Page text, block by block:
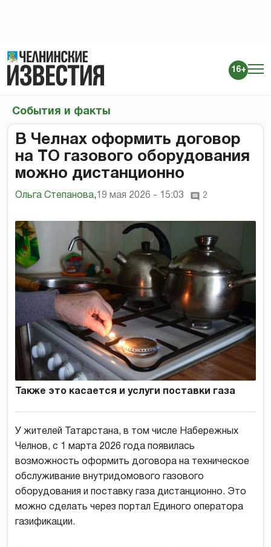
16+
События и факты
В Челнах оформить договор
на ТО газового оборудования
можно дистанционно
Ольга Степанова, 19 мая 2026 - 15:03 2
Также это касается и услуги поставки газа
У жителей Татарстана, в том числе Набережных
Челнов, с 1 марта 2026 года появилась
возможность оформить договора на техническое
обслуживание внутридомового газового
оборудования и поставку газа дистанционно. Это
можно сделать через портал Единого оператора
газификации.